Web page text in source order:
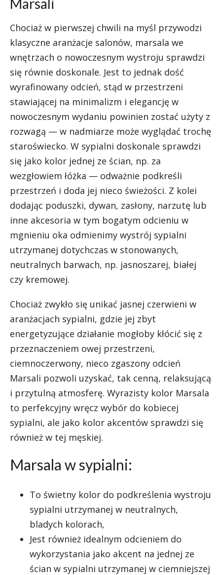
Chociaż w pierwszej chwili na myśl przywodzi
klasyczne aranżacje salonów, marsala we
wnętrzach o nowoczesnym wystroju sprawdzi
się równie doskonale. Jest to jednak dość
wyrafinowany odcień, stąd w przestrzeni
stawiającej na minimalizm i elegancję w
nowoczesnym wydaniu powinien zostać użyty z
rozwagą — w nadmiarze może wyglądać trochę
staroświecko. W sypialni doskonale sprawdzi
się jako kolor jednej ze ścian, np. za
wezgłowiem łóżka — odważnie podkreśli
przestrzeń i doda jej nieco świeżości. Z kolei
dodając poduszki, dywan, zasłony, narzutę lub
inne akcesoria w tym bogatym odcieniu w
mgnieniu oka odmienimy wystrój sypialni
utrzymanej dotychczas w stonowanych,
neutralnych barwach, np. jasnoszarej, białej
czy kremowej.
Chociaż zwykło się unikać jasnej czerwieni w
aranżacjach sypialni, gdzie jej zbyt
energetyzujące działanie mogłoby kłócić się z
przeznaczeniem owej przestrzeni,
ciemnoczerwony, nieco zgaszony odcień
Marsali pozwoli uzyskać, tak cenną, relaksującą
i przytulną atmosferę. Wyrazisty kolor Marsala
to perfekcyjny wręcz wybór do kobiecej
sypialni, ale jako kolor akcentów sprawdzi się
również w tej męskiej.
Marsala w sypialni:
To świetny kolor do podkreślenia wystroju
sypialni utrzymanej w neutralnych,
bladych kolorach,
Jest również idealnym odcieniem do
wykorzystania jako akcent na jednej ze
ścian w sypialni utrzymanej w ciemniejszej